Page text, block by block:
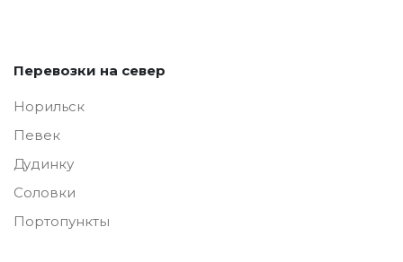
Перевозки на север
Норильск
Певек
Дудинку
Соловки
Портопункты